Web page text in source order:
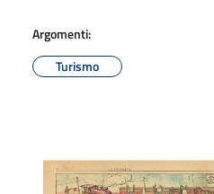
Argomenti:
Turismo